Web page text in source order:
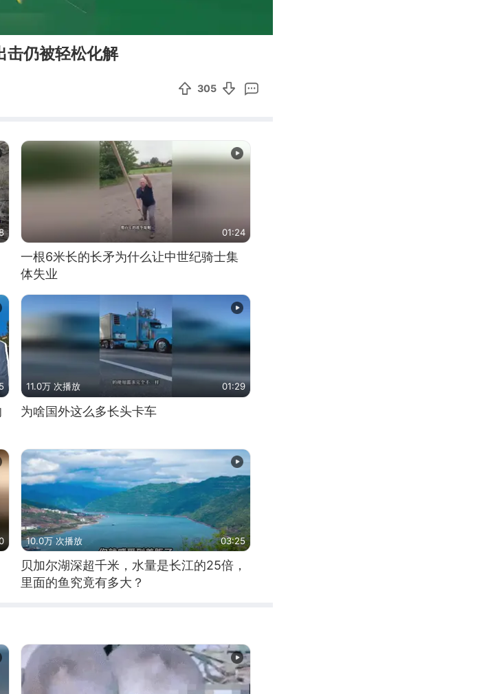
击仍被轻松化解
305
01:24
一根6米长的长矛为什么让中世纪骑士集
体失业
11.0万 次播放 01:29
为啥国外这么多长头卡车
10.0万 次播放 03:25
贝加尔湖深超千米，水量是长江的25倍，
里面的鱼究竟有多大？